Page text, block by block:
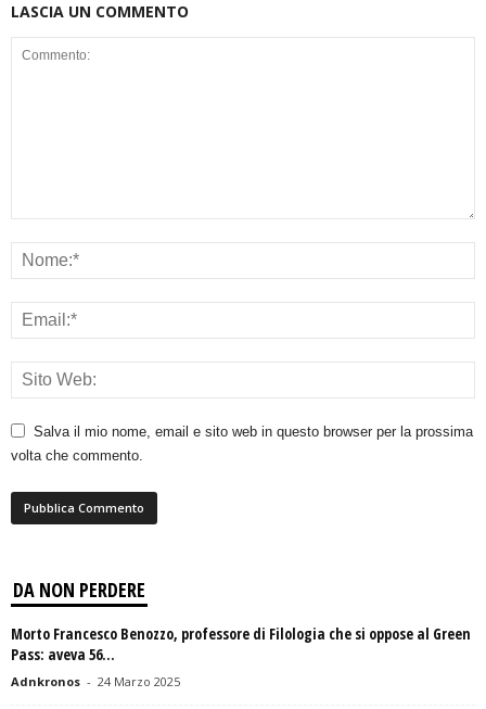
LASCIA UN COMMENTO
Salva il mio nome, email e sito web in questo browser per la prossima
volta che commento.
DA NON PERDERE
Morto Francesco Benozzo, professore di Filologia che si oppose al Green
Pass: aveva 56...
Adnkronos - 24 Marzo 2025